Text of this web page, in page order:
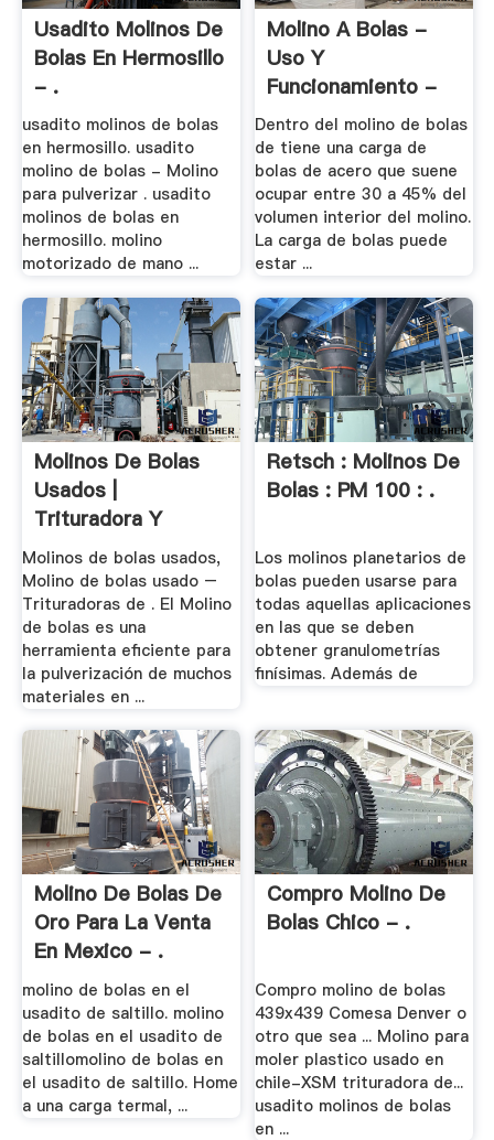
Usadito Molinos De
Bolas En Hermosillo
- .
usadito molinos de bolas
en hermosillo. usadito
molino de bolas - Molino
para pulverizar . usadito
molinos de bolas en
hermosillo. molino
motorizado de mano ...
Molino A Bolas -
Uso Y
Funcionamiento -
Foro Por ...
Dentro del molino de bolas
de tiene una carga de
bolas de acero que suene
ocupar entre 30 a 45% del
volumen interior del molino.
La carga de bolas puede
estar ...
Molinos De Bolas
Usados |
Trituradora Y
Molinos
Molinos de bolas usados,
Molino de bolas usado –
Trituradoras de . El Molino
de bolas es una
herramienta eficiente para
la pulverización de muchos
materiales en ...
Retsch : Molinos De
Bolas : PM 100 : .
Los molinos planetarios de
bolas pueden usarse para
todas aquellas aplicaciones
en las que se deben
obtener granulometrías
finísimas. Además de
Molino De Bolas De
Oro Para La Venta
En Mexico - .
molino de bolas en el
usadito de saltillo. molino
de bolas en el usadito de
saltillomolino de bolas en
el usadito de saltillo. Home
a una carga termal, ...
Compro Molino De
Bolas Chico - .
Compro molino de bolas
439x439 Comesa Denver o
otro que sea ... Molino para
moler plastico usado en
chile-XSM trituradora de...
usadito molinos de bolas
en ...